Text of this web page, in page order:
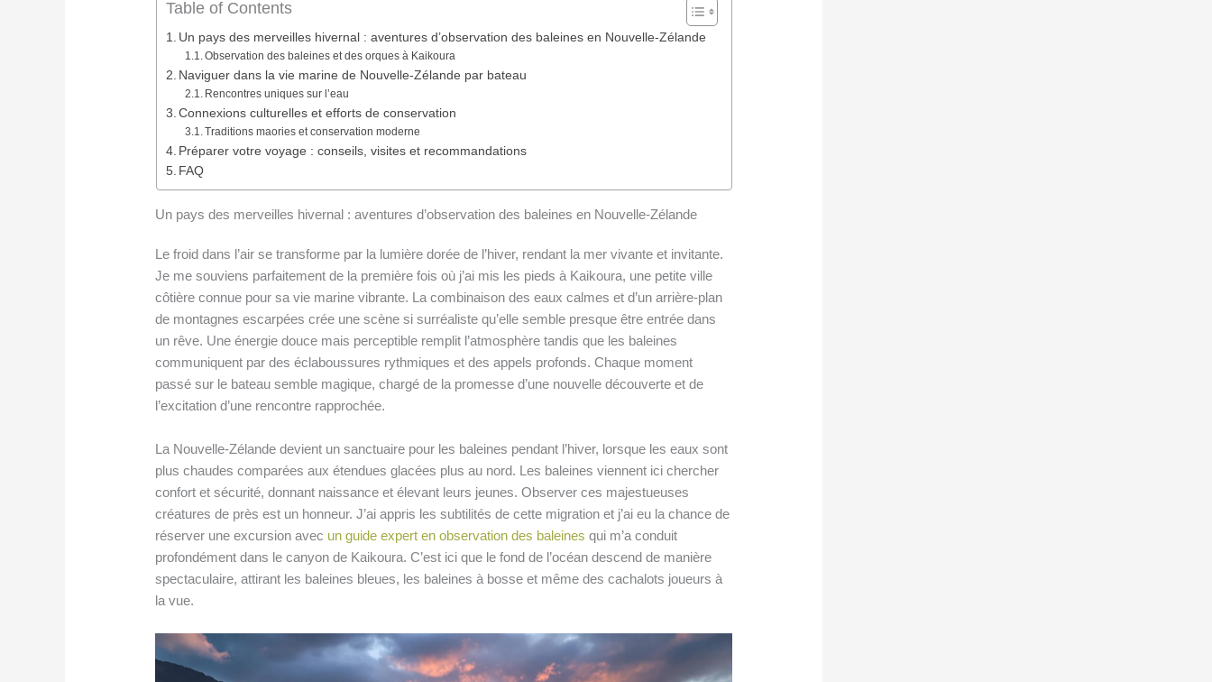
Table of Contents
Un pays des merveilles hivernal : aventures d’observation des baleines en Nouvelle-Zélande
Observation des baleines et des orques à Kaikoura
Naviguer dans la vie marine de Nouvelle-Zélande par bateau
Rencontres uniques sur l’eau
Connexions culturelles et efforts de conservation
Traditions maories et conservation moderne
Préparer votre voyage : conseils, visites et recommandations
FAQ
Un pays des merveilles hivernal : aventures d’observation des baleines en Nouvelle-Zélande
Le froid dans l’air se transforme par la lumière dorée de l’hiver, rendant la mer vivante et invitante.
Je me souviens parfaitement de la première fois où j’ai mis les pieds à Kaikoura, une petite ville
côtière connue pour sa vie marine vibrante. La combinaison des eaux calmes et d’un arrière-plan
de montagnes escarpées crée une scène si surréaliste qu’elle semble presque être entrée dans
un rêve. Une énergie douce mais perceptible remplit l’atmosphère tandis que les baleines
communiquent par des éclaboussures rythmiques et des appels profonds. Chaque moment
passé sur le bateau semble magique, chargé de la promesse d’une nouvelle découverte et de
l’excitation d’une rencontre rapprochée.
La Nouvelle-Zélande devient un sanctuaire pour les baleines pendant l’hiver, lorsque les eaux sont
plus chaudes comparées aux étendues glacées plus au nord. Les baleines viennent ici chercher
confort et sécurité, donnant naissance et élevant leurs jeunes. Observer ces majestueuses
créatures de près est un honneur. J’ai appris les subtilités de cette migration et j’ai eu la chance de
réserver une excursion avec un guide expert en observation des baleines qui m’a conduit
profondément dans le canyon de Kaikoura. C’est ici que le fond de l’océan descend de manière
spectaculaire, attirant les baleines bleues, les baleines à bosse et même des cachalots joueurs à
la vue.